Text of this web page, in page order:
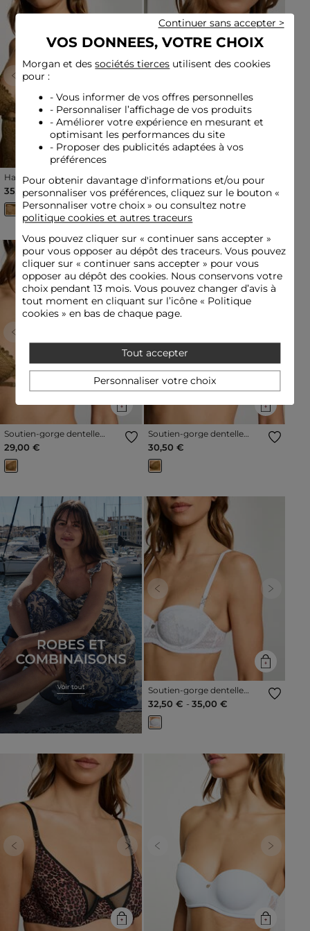
Previous
Haut de lingerie en dentelle
bronze femme
35,00 €
Soutien-gorge dentelle
blanc femme
30,50 €
Previous
Soutien-gorge dentelle
bronze femme
29,00 €
Soutien-gorge dentelle
bronze femme
30,50 €
Previous Next
Soutien-gorge dentelle
blanc femme
32,50 € - 35,00 €
Previous Next Previous Next
VOS DONNEES, VOTRE CHOIX
Morgan et dessociétés tierces utilisent des cookies
pour :
- Vous informer de vos offres personnelles
- Personnaliser l’affichage de vos produits
- Améliorer votre expérience en mesurant et
optimisant les performances du site
- Proposer des publicités adaptées à vos
préférences
Pour obtenir davantage d'informations et/ou pour
personnaliser vos préférences, cliquez sur le bouton «
Personnaliser votre choix » ou consultez notre
politique cookies et autres traceurs
Vous pouvez cliquer sur « continuer sans accepter»
pour vous opposer au dépôt des traceurs. Vous pouvez
cliquer sur « continuer sans accepter » pour vous
opposer au dépôt des cookies. Nous conservons votre
choix pendant 13 mois. Vous pouvez changer d’avis à
tout moment en cliquant sur l’icône « Politique
cookies » en bas de chaque page.
Tout accepter
Continuer sans accepter >
Personnaliser votre choix